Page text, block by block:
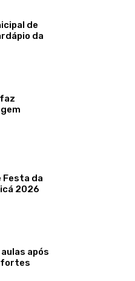
de
da
Festa da
2026
após
fortes